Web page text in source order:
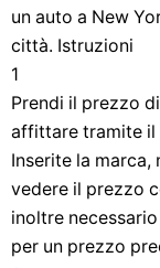
un auto a New
città. Istruzioni
1
Prendi il prezzo
affittare tramite il
Inserite la
vedere il prezzo
inoltre
per un prezzo